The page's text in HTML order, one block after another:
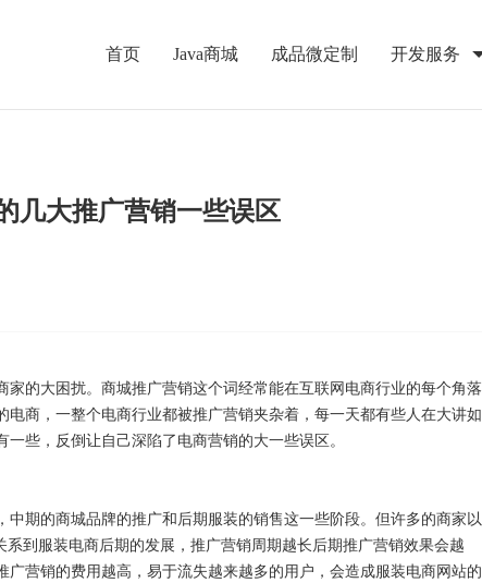
首页 Java商城 成品微定制 开发服务
几大推广营销一些误区
家的大困扰。商城推广营销这个词经常能在互联网电商行业的每个角落
商，一整个电商行业都被推广营销夹杂着，每一天都有些人在大讲如
些，反倒让自己深陷了电商营销的大一些误区。
期的商城品牌的推广和后期服装的销售这一些阶段。但许多的商家以
到服装电商后期的发展，推广营销周期越长后期推广营销效果会越
营销的费用越高，易于流失越来越多的用户，会造成服装电商网站的